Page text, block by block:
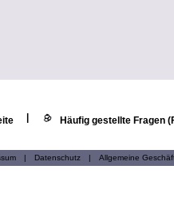
Häufig gestellte Fragen
| Datenschutz | Allgemeine